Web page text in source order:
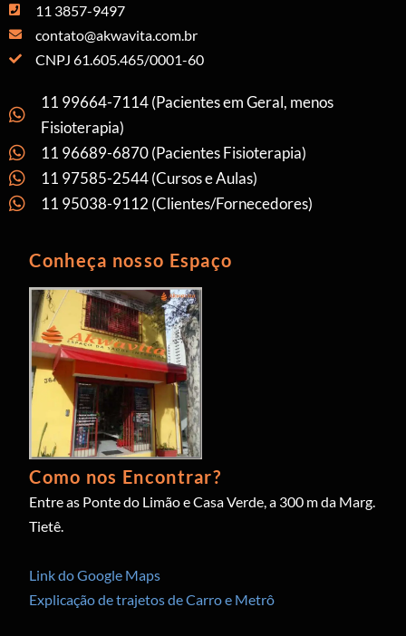
11 3857-9497
contato@akwavita.com.br
CNPJ 61.605.465/0001-60
11 99664-7114 (Pacientes em Geral, menos
Fisioterapia)
11 96689-6870 (Pacientes Fisioterapia)
11 97585-2544 (Cursos e Aulas)
11 95038-9112 (Clientes/Fornecedores)
Conheça nosso Espaço
Como nos Encontrar?
Entre as Ponte do Limão e Casa Verde, a 300 m da Marg.
Tietê.
Link do Google Maps
Explicação de trajetos de Carro e Metrô